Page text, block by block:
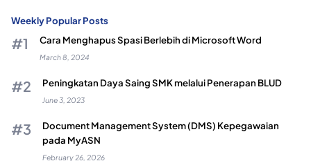
Weekly Popular Posts
Cara Menghapus Spasi Berlebih di Microsoft Word
March 8, 2024
Peningkatan Daya Saing SMK melalui Penerapan BLUD
June 3, 2023
Document Management System (DMS) Kepegawaian
pada MyASN
February 26, 2026